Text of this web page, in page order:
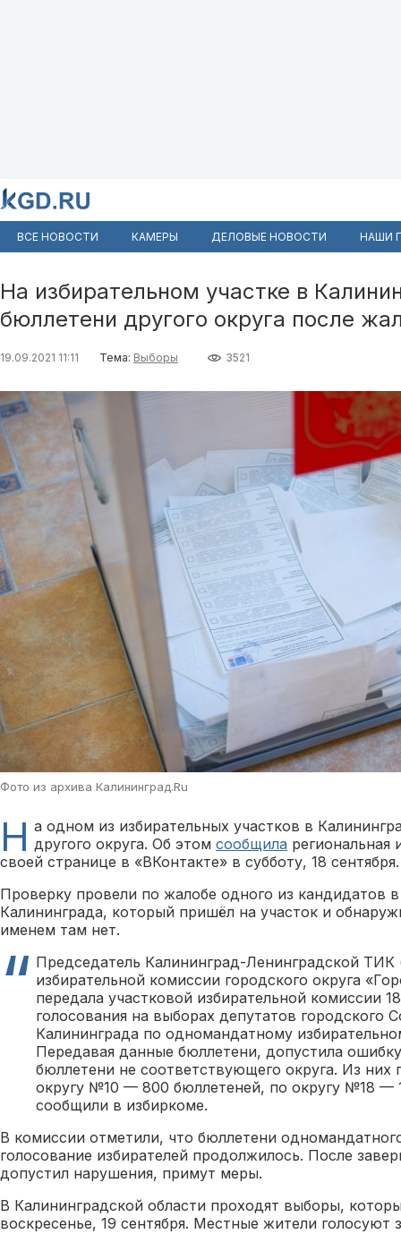
ВСЕ НОВОСТИ КАМЕРЫ ДЕЛОВЫЕ НОВОСТИ НАШИ
На избирательном участке в
бюллетени другого округа после
19.09.2021 11:11 Тема: Выборы 3521
Фото из архива Калининград.Ru
Н а одном из избирательных участков в
другого округа. Об этом сообщила региональная
своей странице в «ВКонтакте» в субботу, 18 сентября.
Проверку провели по жалобе одного из кандидатов
Калининграда, который пришёл на участок и
именем там нет.
Председатель Калининград-Ленинградской
избирательной комиссии городского округа
передала участковой избирательной комиссии
голосования на выборах депутатов городского
Калининграда по одномандатному
Передавая данные бюллетени, допустила
бюллетени не соответствующего округа. Из
округу №10 — 800 бюллетеней, по округу №18 —
сообщили в избиркоме.
В комиссии отметили, что бюллетени
голосование избирателей продолжилось. После
допустил нарушения, примут меры.
В Калининградской области проходят выборы,
воскресенье, 19 сентября. Местные жители голосуют